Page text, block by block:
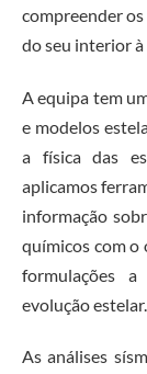
compreender
do seu interior
A equipa tem
e modelos
a física das
aplicamos
informação
químicos com o
formulações
evolução estelar.
As análises